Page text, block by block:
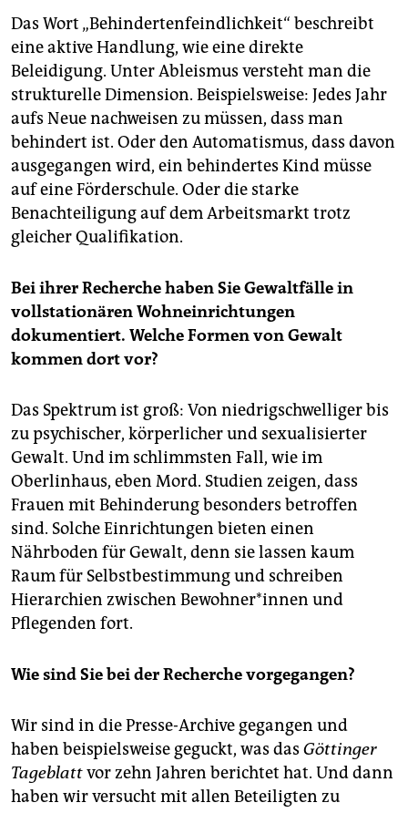
Gewaltfällen in vollstationären Wohneinrichtungen,
einem Ratgeber für Betroffene und Angehörige von
Gewaltfällen sowie einem Forderungskatalog mit 10
Maßnahmen.
Seit Sommer 2021arbeitet das Team um die
Menschenrechts- und Behindertenorganisation
AbilityWatch e. V. als Träger bestehend aus Jour­na­
lis­t*in­nen und Wissenschaftler*innen. Die Leitung des
Projekts liegt beiConstantin Grosch, Sebastian
Pertsch und Raúl Krauthausen.
Die Ergebnissedes Projekts werden am Donnerstag
Das Wort „Behindertenfeindlichkeit“ beschreibt
eine aktive Handlung, wie eine direkte
Beleidigung. Unter Ableismus versteht man die
strukturelle Dimension. Beispielsweise: Jedes Jahr
aufs Neue nachweisen zu müssen, dass man
behindert ist. Oder den Automatismus, dass davon
ausgegangen wird, ein behindertes Kind müsse
auf eine Förderschule. Oder die starke
Benachteiligung auf dem Arbeitsmarkt trotz
gleicher Qualifikation.
Bei ihrer Recherche haben Sie Gewaltfälle in
vollstationären Wohneinrichtungen
dokumentiert. Welche Formen von Gewalt
kommen dort vor?
Das Spektrum ist groß: Von niedrigschwelliger bis
zu psychischer, körperlicher und sexualisierter
Gewalt. Und im schlimmsten Fall, wie im
Oberlinhaus, eben Mord. Studien zeigen, dass
Frauen mit Behinderung besonders betroffen
sind. Solche Einrichtungen bieten einen
Nährboden für Gewalt, denn sie lassen kaum
Raum für Selbstbestimmung und schreiben
Hierarchien zwischen Be­woh­ne­r*in­nen und
Pflegenden fort.
Wie sind Sie bei der Recherche vorgegangen?
Wir sind in die Presse-Archive gegangen und
haben beispielsweise geguckt, was das Göttinger
Tageblattvor zehn Jahren berichtet hat. Und dann
haben wir versucht mit allen Beteiligten zu